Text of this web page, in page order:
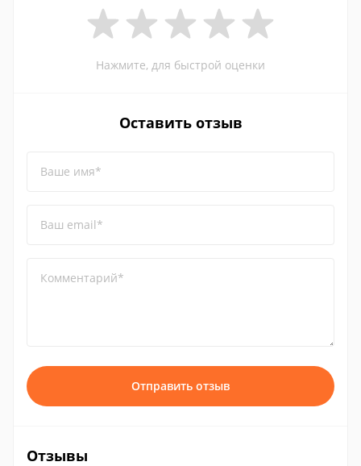
Нажмите, для быстрой оценки
Оставить отзыв
Ваше имя*
Ваш email*
Комментарий*
Отправить отзыв
Отзывы